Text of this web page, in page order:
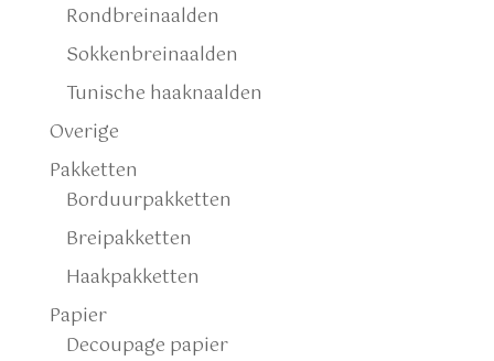
Rondbreinaalden
Sokkenbreinaalden
Tunische haaknaalden
Overige
Pakketten
Borduurpakketten
Breipakketten
Haakpakketten
Papier
Decoupage papier